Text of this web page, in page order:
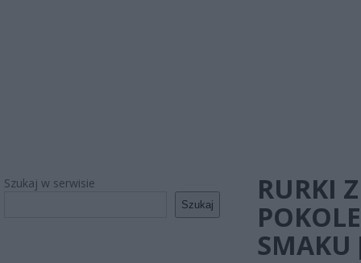
Szukaj w serwisie
Szukaj
RURKI
SMAKU